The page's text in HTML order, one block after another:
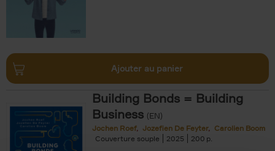
Ajouter au panier
Building Bonds = Building
Business (EN)
Jochen Roef Jozefien De Feyter
Carolien Boom
Couverture souple
2025 200